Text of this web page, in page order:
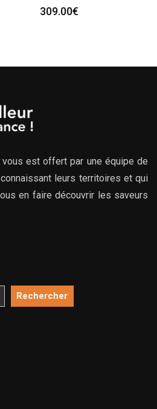
309.00€
est offert par une équipe de
leurs territoires et qui
en faire découvrir les saveurs
Rechercher